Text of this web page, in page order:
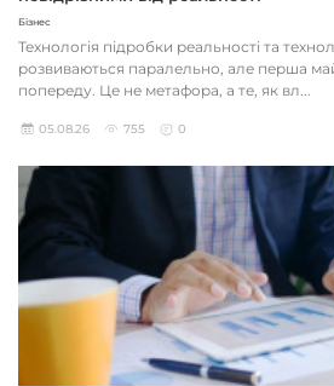
Бізнес
Технологія підробки реальності та
розвиваються паралельно, але перша
попереду. Це не метафора, а те, як вл...
05.08.26 755 0